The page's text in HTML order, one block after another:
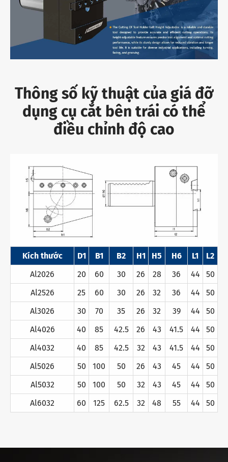
Thông số kỹ thuật của giá đỡ
dụng cụ cắt bên trái có thể
điều chỉnh độ cao
Kích thước D1 B1 B2 H1 H5 H6 L1
L2
Al2026
20 60 30 26 28 36 44
50
Al2526
25 60 30 26 32 36 44
50
Al3026
30 70 35 26 32 39 44
50
Al4026
40 85 42.5 26 43 41.5 44
50
Al4032
40 85 42.5 32 43 41.5 44
50
Al5026
50 100 50 26 43 45 44
50
Al5032
50 100 50 32 43 45 44
50
Al6032
60 125 62.5 32 48 55 44 50